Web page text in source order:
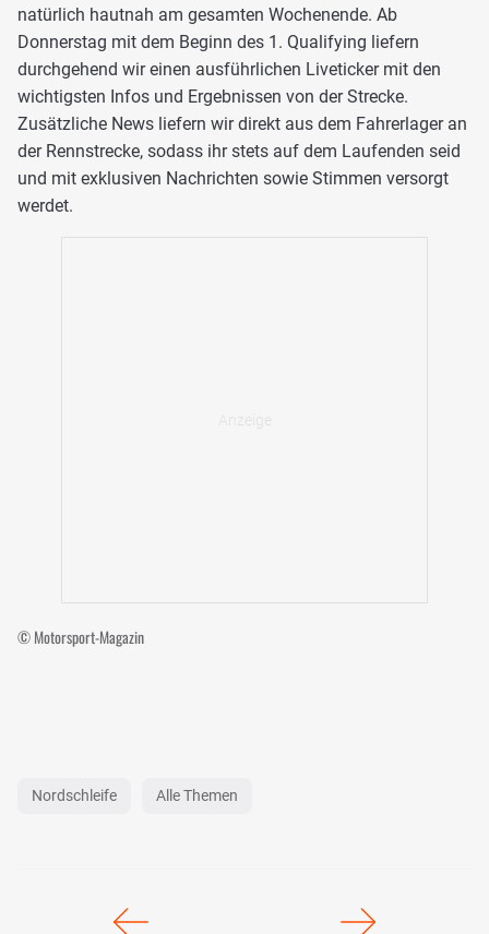
natürlich hautnah am gesamten Wochenende. Ab
Donnerstag mit dem Beginn des 1. Qualifying liefern
durchgehend wir einen ausführlichen Liveticker mit den
wichtigsten Infos und Ergebnissen von der Strecke.
Zusätzliche News liefern wir direkt aus dem Fahrerlager an
der Rennstrecke, sodass ihr stets auf dem Laufenden seid
und mit exklusiven Nachrichten sowie Stimmen versorgt
werdet.
© Motorsport-Magazin
Nordschleife Alle Themen